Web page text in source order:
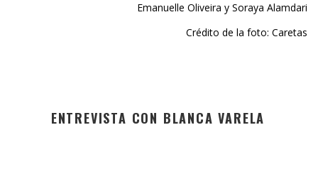
Emanuelle Oliveira y Soraya Alamdari
Crédito de la foto: Caretas
ENTREVISTA CON BLANCA VARELA